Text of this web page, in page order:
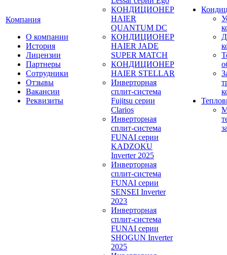
Компания
О компании
История
Лицензии
Партнеры
Сотрудники
Отзывы
Вакансии
Реквизиты
КОНДИЦИОНЕР
HAIER
QUANTUM DC
КОНДИЦИОНЕР
HAIER JADE
SUPER MATCH
КОНДИЦИОНЕР
HAIER STELLAR
Инверторная
сплит-система
Fujitsu серии
Clarios
Инверторная
сплит-система
FUNAI серии
KADZOKU
Inverter 2025
Инверторная
сплит-система
FUNAI серии
SENSEI Inverter
2023
Инверторная
сплит-система
FUNAI серии
SHOGUN Inverter
2025